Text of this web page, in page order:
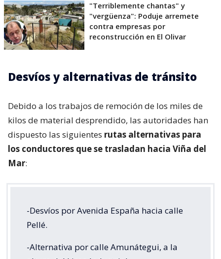
"Terriblemente chantas" y
"vergüenza": Poduje arremete
contra empresas por
reconstrucción en El Olivar
Desvíos y alternativas de tránsito
Debido a los trabajos de remoción de los miles de
kilos de material desprendido, las autoridades han
dispuesto las siguientes rutas alternativas para
los conductores que se trasladan hacia Viña del
Mar:
-Desvíos por Avenida España hacia calle
Pellé.
-Alternativa por calle Amunátegui, a la